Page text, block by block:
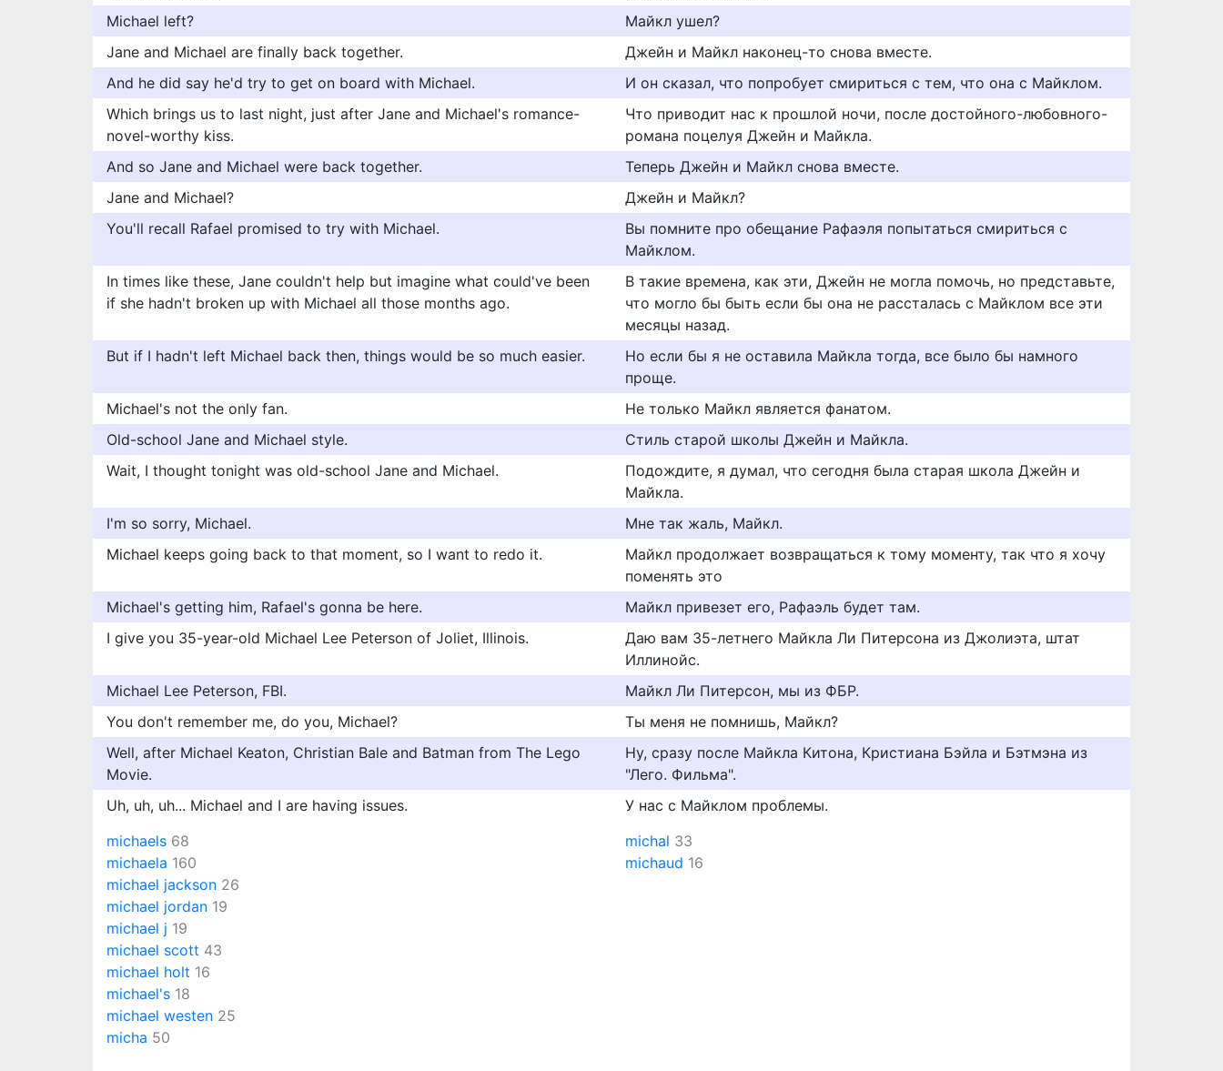
Michael left?
Майкл ушел?
Jane and Michael are finally back together.
Джейн и Майкл наконец-то снова вместе.
And he did say he'd try to get on board with Michael.
И он сказал, что попробует смириться с тем, что она с Майклом.
Which brings us to last night, just after Jane and Michael's romance-
novel-worthy kiss.
Что приводит нас к прошлой ночи, после достойного-любовного-
романа поцелуя Джейн и Майкла.
And so Jane and Michael were back together.
Теперь Джейн и Майкл снова вместе.
Jane and Michael?
Джейн и Майкл?
You'll recall Rafael promised to try with Michael.
Вы помните про обещание Рафаэля попытаться смириться с
Майклом.
In times like these, Jane couldn't help but imagine what could've been
if she hadn't broken up with Michael all those months ago.
В такие времена, как эти, Джейн не могла помочь, но представьте,
что могло бы быть если бы она не рассталась с Майклом все эти
месяцы назад.
But if I hadn't left Michael back then, things would be so much easier.
Но если бы я не оставила Майкла тогда, все было бы намного
проще.
Michael's not the only fan.
Не только Майкл является фанатом.
Old-school Jane and Michael style.
Стиль старой школы Джейн и Майкла.
Wait, I thought tonight was old-school Jane and Michael.
Подождите, я думал, что сегодня была старая школа Джейн и
Майкла.
I'm so sorry, Michael.
Мне так жаль, Майкл.
Michael keeps going back to that moment, so I want to redo it.
Майкл продолжает возвращаться к тому моменту, так что я хочу
поменять это
Michael's getting him, Rafael's gonna be here.
Майкл привезет его, Рафаэль будет там.
I give you 35-year-old Michael Lee Peterson of Joliet, Illinois.
Даю вам 35-летнего Майкла Ли Питерсона из Джолиэта, штат
Иллинойс.
Michael Lee Peterson, FBI.
Майкл Ли Питерсон, мы из ФБР.
You don't remember me, do you, Michael?
Ты меня не помнишь, Майкл?
Well, after Michael Keaton, Christian Bale and Batman from The Lego
Movie.
Ну, сразу после Майкла Китона, Кристиана Бэйла и Бэтмэна из
"Лего. Фильма".
Uh, uh, uh... Michael and I are having issues.
У нас с Майклом проблемы.
michaels 68
michaela 160
michael jackson 26
michael jordan 19
michael j 19
michael scott 43
michael holt 16
michael's 18
michael westen 25
micha 50
michal 33
michaud 16